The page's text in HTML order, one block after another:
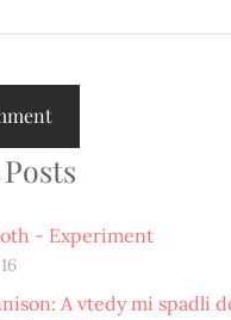
- Experiment
A vtedy mi spadli